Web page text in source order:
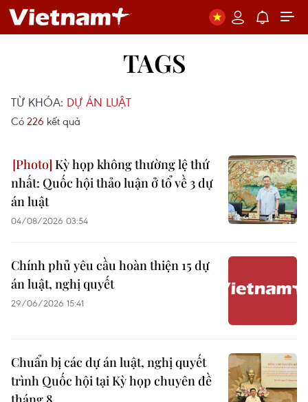
TAGS
TỪ KHÓA: DỰ ÁN LUẬT
Có 226 kết quả
Kỳ họp không thường lệ thứ
nhất: Quốc hội thảo luận ở tổ về 3 dự
án luật
04/08/2026 03:54
Chính phủ yêu cầu hoàn thiện 15 dự
án luật, nghị quyết
29/06/2026 15:41
Chuẩn bị các dự án luật, nghị quyết
trình Quốc hội tại Kỳ họp chuyên đề